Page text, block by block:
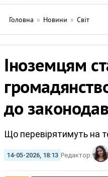
Головна » Новини » Світ
Іноземцям
до
Що перевірятимуть на
14-05-2026, 18:13 Редактор: